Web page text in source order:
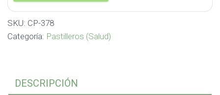
SKU: CP-378
Categoría: Pastilleros (Salud)
DESCRIPCIÓN